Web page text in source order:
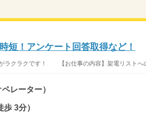
短！アンケート回答取得など！
ラクラクです！ 【お仕事の内容】架電リストへ
レーター）
3分）